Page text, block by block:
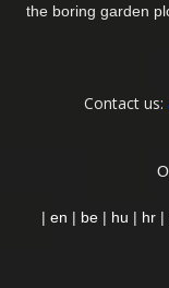
the boring garden
Contact us:
| en | be | hu | hr |